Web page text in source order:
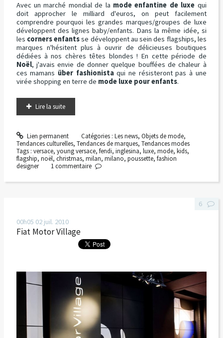
Avec un marché mondial de la mode enfantine de luxe qui
doit approcher le milliard d'euros, on peut facilement
comprendre pourquoi les grandes marques/groupes de luxe
développent des lignes baby/enfants. Dans la même idée, si
les corners enfantsse développent au sein des flagships, les
marques n'hésitent plus à ouvrir de délicieuses boutiques
dédiées à nos chères têtes blondes ! En cette période de
Noël, j'avais envie de donner quelque bouffées de chaleur à
ces mamans über fashionistaqui ne résisteront pas à une
virée shopping en terre de mode luxe pour enfants.
Lire la suite
Lien permanent Catégories : Les news, Objets de mode,
Tendances culturelles, Tendances de marques, Tendances modes
Tags : versace, young versace, fendi, inglesina, luxe, mode, kids,
flagship, noël, christmas, milan, milano, poussette, fashion
designer
1commentaire
00h05 02 juil. 2010
Fiat Motor Village
6